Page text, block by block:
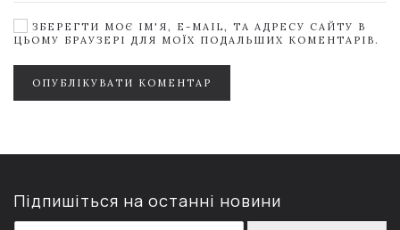
ЗБЕРЕГТИ МОЄ ІМ'Я, E-MAIL, ТА АДРЕСУ САЙТУ В
ЦЬОМУ БРАУЗЕРІ ДЛЯ МОЇХ ПОДАЛЬШИХ КОМЕНТАРІВ.
ОПУБЛІКУВАТИ КОМЕНТАР
Підпишіться на останні новини